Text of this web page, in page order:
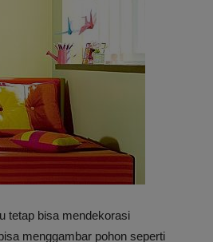
tetap bisa mendekorasi
menggambar pohon seperti